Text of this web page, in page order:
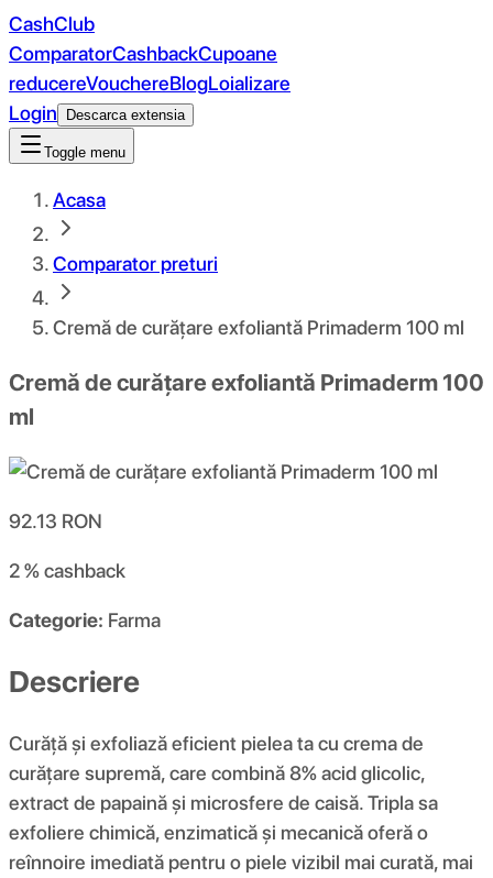
CashClub
ComparatorCashbackCupoane
reducereVouchereBlogLoializare
Login
Descarca extensia
Toggle menu
Acasa
Comparator preturi
Cremă de curățare exfoliantă Primaderm 100 ml
Cremă de curățare exfoliantă Primaderm 100
ml
92.13 RON
2 %cashback
Categorie: Farma
Descriere
Curăță și exfoliază eficient pielea ta cu crema de
curățare supremă, care combină 8% acid glicolic,
extract de papaină și microsfere de caisă. Tripla sa
exfoliere chimică, enzimatică și mecanică oferă o
reînnoire imediată pentru o piele vizibil mai curată, mai